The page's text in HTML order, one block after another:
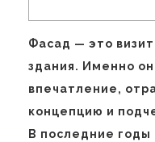
Фасад — это
здания. Именно
впечатление,
концепцию и
В последние